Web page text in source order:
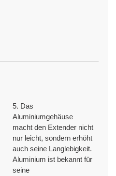
5. Das
Aluminiumgehäuse
macht den Extender nicht
nur leicht, sondern erhöht
auch seine Langlebigkeit.
Aluminium ist bekannt für
seine